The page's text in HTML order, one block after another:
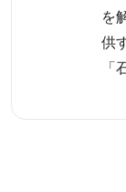
を
供
「